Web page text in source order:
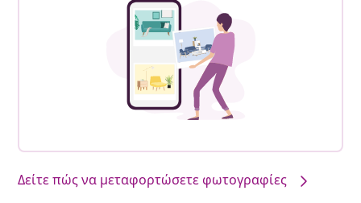
Δείτε πώς να μεταφορτώσετε φωτογραφίες